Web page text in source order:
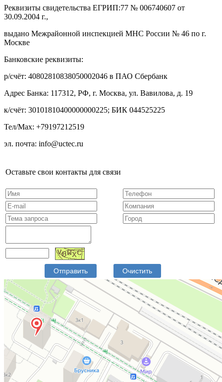
Реквизиты свидетельства ЕГРИП:77 № 006740607 от
30.09.2004 г.,
выдано Межрайонной инспекцией МНС России № 46 по г.
Москве
Банковские реквизиты:
р/счёт: 40802810838050002046 в ПАО Сбербанк
Адрес Банка: 117312, РФ, г. Москва, ул. Вавилова, д. 19
к/счёт: 30101810400000000225; БИК 044525225
Тел/Max: +79197212519
эл. почта: info@uctec.ru
Оставьте свои контакты для связи